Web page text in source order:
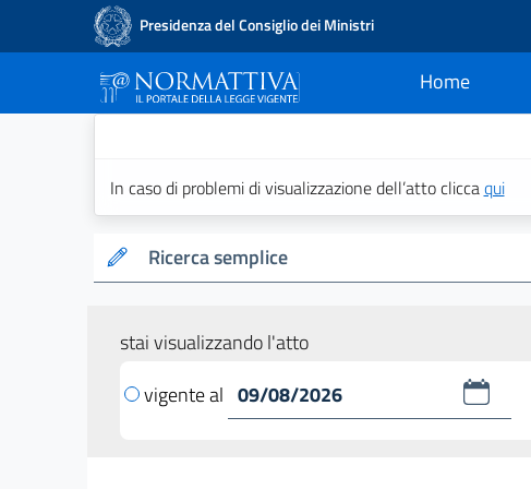
Presidenza del Consiglio dei Ministri
Home
current
In caso di problemi di visualizzazione dell’atto cliccaqui
Ricerca semplice
stai visualizzando l'atto
vigente al